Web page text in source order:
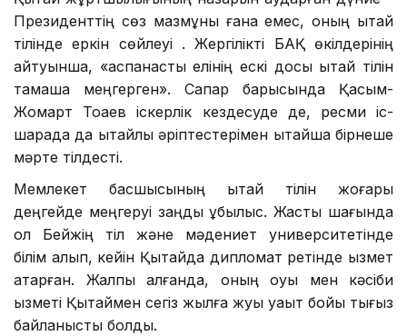
Президенттің сөз мазмұны ғана емес, оның қытай
тілінде еркін сөйлеуі . Жергілікті БАҚ өкілдерінің
айтуынша, «аспанасты елінің ескі досы қытай тілін
тамаша меңгерген». Сапар барысында Қасым-
Жомарт Тоқаев іскерлік кездесуде де, ресми іс-
шарада да қытайлық әріптестерімен қытайша бірнеше
мәрте тілдесті.
Мемлекет басшысының қытай тілін жоғары
деңгейде меңгеруі заңды құбылыс. Жастық шағында
ол Бейжің тіл және мәдениет университетінде
білім алып, кейін Қытайда дипломат ретінде қызмет
атқарған. Жалпы алғанда, оның оқуы мен кәсіби
қызметі Қытаймен сегіз жылға жуық уақыт бойы тығыз
байланысты болды.